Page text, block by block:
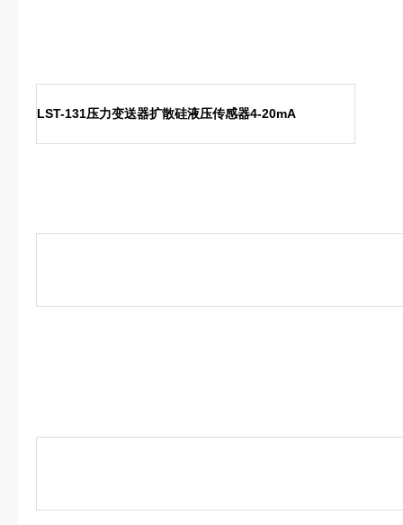
LST-131压力变送器扩散硅液压传感器4-20mA